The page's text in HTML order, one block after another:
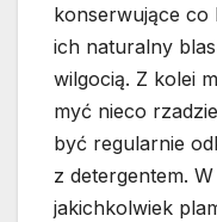
konserwujące co
ich naturalny
wilgocią. Z kolei
myć nieco
być regularnie
z detergentem.
jakichkolwiek